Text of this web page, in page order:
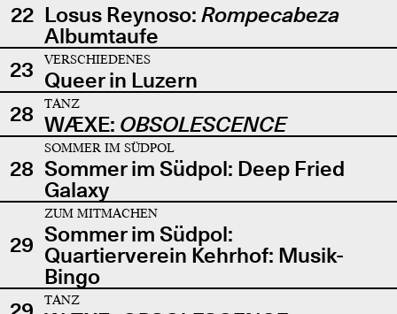
22 Losus Reynoso: Rompecabeza
Albumtaufe
23
VERSCHIEDENES
Queer in Luzern
28
TANZ
WÆXE: OBSOLESCENCE
28
SOMMER IM SÜDPOL
Sommer im Südpol: Deep Fried
Galaxy
29
ZUM MITMACHEN
Sommer im Südpol:
Quartierverein Kehrhof: Musik-
Bingo
TANZ